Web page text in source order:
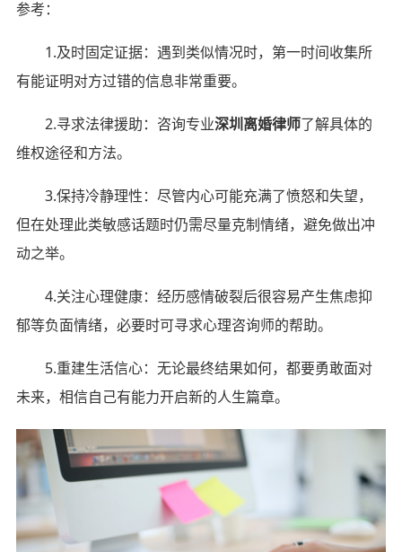
参考：
1.及时固定证据：遇到类似情况时，第一时间收集所
有能证明对方过错的信息非常重要。
2.寻求法律援助：咨询专业深圳离婚律师了解具体的
维权途径和方法。
3.保持冷静理性：尽管内心可能充满了愤怒和失望，
但在处理此类敏感话题时仍需尽量克制情绪，避免做出冲
动之举。
4.关注心理健康：经历感情破裂后很容易产生焦虑抑
郁等负面情绪，必要时可寻求心理咨询师的帮助。
5.重建生活信心：无论最终结果如何，都要勇敢面对
未来，相信自己有能力开启新的人生篇章。